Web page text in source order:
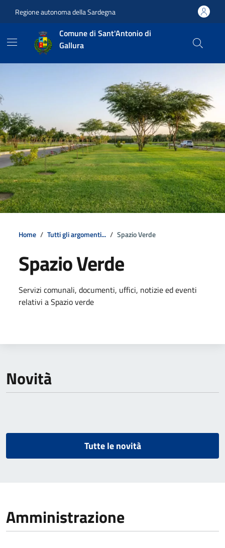
Regione autonoma della Sardegna
Comune di Sant'Antonio di
Gallura
Home Tutti gli argomenti... Spazio Verde
Spazio Verde
Dettagli della notizia
Servizi comunali, documenti, uffici, notizie ed eventi
relativi a Spazio verde
Novità
Tutte le novità
Amministrazione